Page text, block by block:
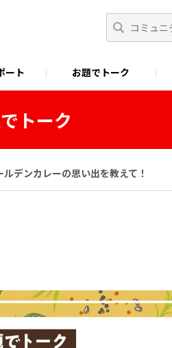
ート お題でトーク
トーク
ルデンカレーの思い出を教えて！